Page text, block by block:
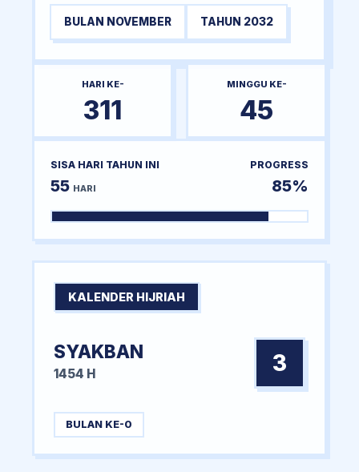
BULAN NOVEMBER TAHUN 2032
HARI KE-
311
MINGGU KE-
45
SISA HARI TAHUN INI
55 HARI
PROGRESS
85%
KALENDER HIJRIAH
SYAKBAN
1454 H 3
BULAN KE-0